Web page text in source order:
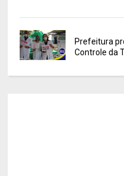
Prefeitura
Controle da